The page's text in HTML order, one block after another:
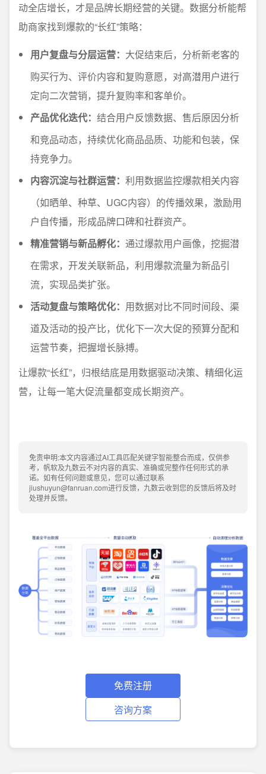
动全店增长，才是品牌长期经营的关键。数据分析能帮
助商家找到爆款的“长红”策略：
用户复盘与分层运营： 大促结束后，分析新老客的
购买行为、评价内容和复购意愿，对高潜用户进行
定向二次营销，提升复购率和客单价。
产品优化迭代： 结合用户反馈数据、售后原因分析
和竞品动态，持续优化商品品质、功能和包装，保
持竞争力。
内容沉淀与社群运营： 利用数据监控爆款相关内容
（如晒单、种草、UGC内容）的传播效果，激励用
户自传播，形成品牌口碑和社群资产。
精准营销与新品孵化： 通过爆款用户画像，挖掘潜
在需求，开发关联新品，利用爆款流量为新品引
流，实现品类扩张。
活动复盘与策略优化： 用数据对比不同时间段、渠
道及活动的投产比，优化下一次大促的预算分配和
运营节奏，把握增长脉搏。
让爆款“长红”，归根结底是用数据驱动决策、精细化运
营，让每一笔大促流量都变成长期资产。
免责申明:本文内容通过AI工具匹配关键字智能整合而成，仅供参
考，帆软及九数云不对内容的真实、准确或完整作任何形式的承
诺。如有任何问题或意见，您可以通过联系
jiushuyun@fanruan.com进行反馈，九数云收到您的反馈后将及时
处理并反馈。
免费注册
咨询方案